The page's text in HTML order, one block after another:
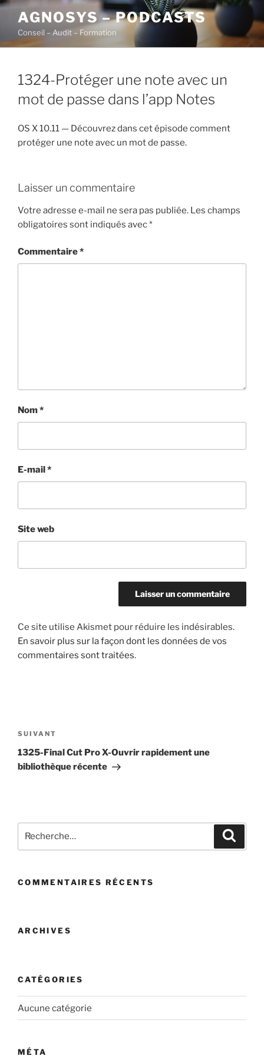
Aller
contenu
principal
AGNOSYS – PODCASTS
Conseil – Audit – Formation
1324-Protéger une note avec un
mot de passe dans l’app Notes
OS X 10.11 — Découvrez dans cet épisode comment
protéger une note avec un mot de passe.
Laisser un commentaire
Votre adresse e-mail ne sera pas publiée. Les champs
obligatoires sont indiqués avec*
Commentaire*
Nom*
E-mail*
Site web
Ce site utilise Akismet pour réduire les indésirables.
En savoir plus sur la façon dont les données de vos
commentaires sont traitées.
de
l’article
Article
suivant
SUIVANT
1325-Final Cut Pro X-Ouvrir rapidement une
bibliothèque récente
pour
COMMENTAIRES RÉCENTS
ARCHIVES
CATÉGORIES
Aucune catégorie
MÉTA